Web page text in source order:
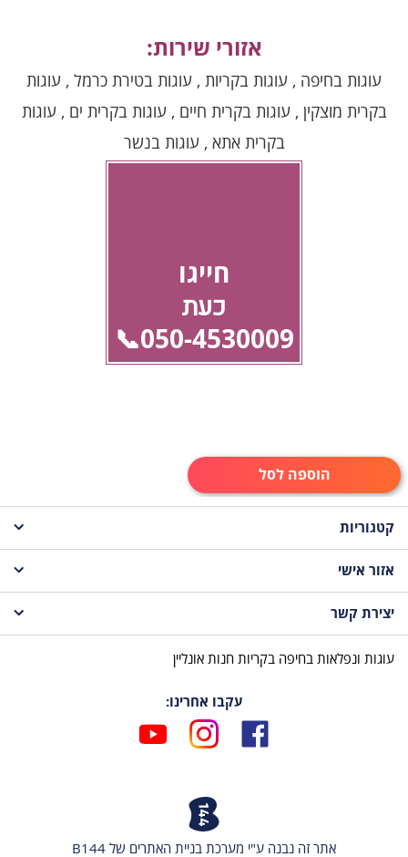
אזורי שירות:
עוגות בחיפה , עוגות בקריות , עוגות בטירת כרמל , עוגות
בקרית מוצקין , עוגות בקרית חיים , עוגות בקרית ים , עוגות
בקרית אתא , עוגות בנשר
חייגו
כעת
050-4530009📞
הוספה לסל
קטגוריות
עוגות לקטנטנים
עוגות לבנות
עוגות לבנים
עוגות חתונה
כל הקטגוריות
אזור אישי
עגלת קניות
יצירת קשר
טלפון | 076-8618933
עוגות ונפלאות בחיפה בקריות חנות אונליין
עקבו אחרינו:
אתר זה נבנה ע"י מערכת בניית האתרים של B144